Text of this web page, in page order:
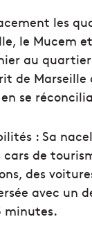
les
le Mucem
au
de
se
: Sa
de
des
avec un
minutes.